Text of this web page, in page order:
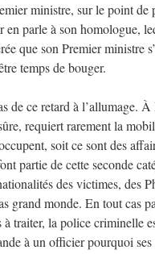
ministre, sur le point
en parle à son homologue,
que son Premier ministre
temps de bouger.
de ce retard à l’allumage.
requiert rarement la
soit ce sont des
partie de cette seconde
des victimes, des
grand monde. En tout cas
à traiter, la police criminelle
à un officier pourquoi